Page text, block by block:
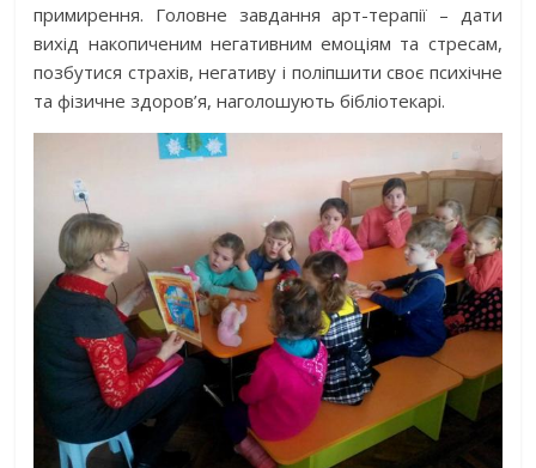
примирення. Головне завдання арт-терапії – дати
вихід накопиченим негативним емоціям та стресам,
позбутися страхів, негативу і поліпшити своє психічне
та фізичне здоров’я, наголошують бібліотекарі.